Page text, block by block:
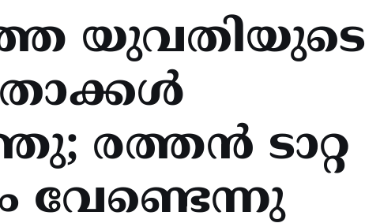
യുവതിയുടെ
രത്തൻ ടാറ്റ
വേണ്ടെന്നു